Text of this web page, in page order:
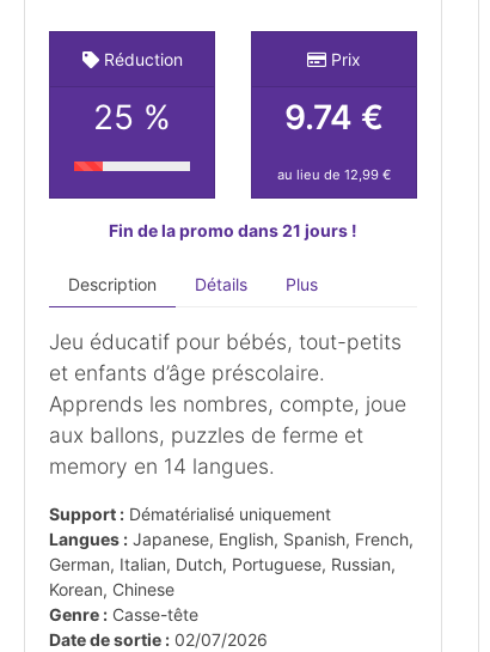
Réduction
25 %
Prix
9.74 €
au lieu de 12,99 €
Fin de la promo dans 21 jours !
Description Détails Plus
Jeu éducatif pour bébés, tout-petits
et enfants d’âge préscolaire.
Apprends les nombres, compte, joue
aux ballons, puzzles de ferme et
memory en 14 langues.
Support : Dématérialisé uniquement
Langues : Japanese, English, Spanish, French,
German, Italian, Dutch, Portuguese, Russian,
Korean, Chinese
Genre : Casse-tête
Date de sortie : 02/07/2026